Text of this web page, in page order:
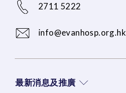
2711 5222
info@evanhosp.org.hk
最新消息及推廣